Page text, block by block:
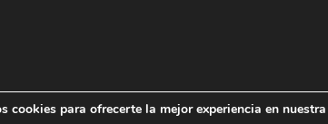
Baena
cookies para ofrecerte la mejor experiencia en